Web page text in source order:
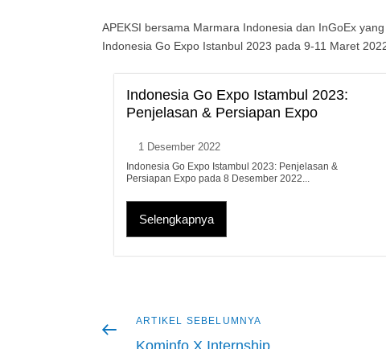
APEKSI bersama Marmara Indonesia dan InGoEx
Indonesia Go Expo Istanbul 2023 pada 9-11 Maret
Indonesia Go Expo Istambul 2023:
Penjelasan & Persiapan Expo
1 Desember 2022
Indonesia Go Expo Istambul 2023: Penjelasan &
Persiapan Expo pada 8 Desember 2022...
Selengkapnya
Navigasi
Artikel
sebelumnya
ARTIKEL SEBELUMNYA
Kominfo X Internship